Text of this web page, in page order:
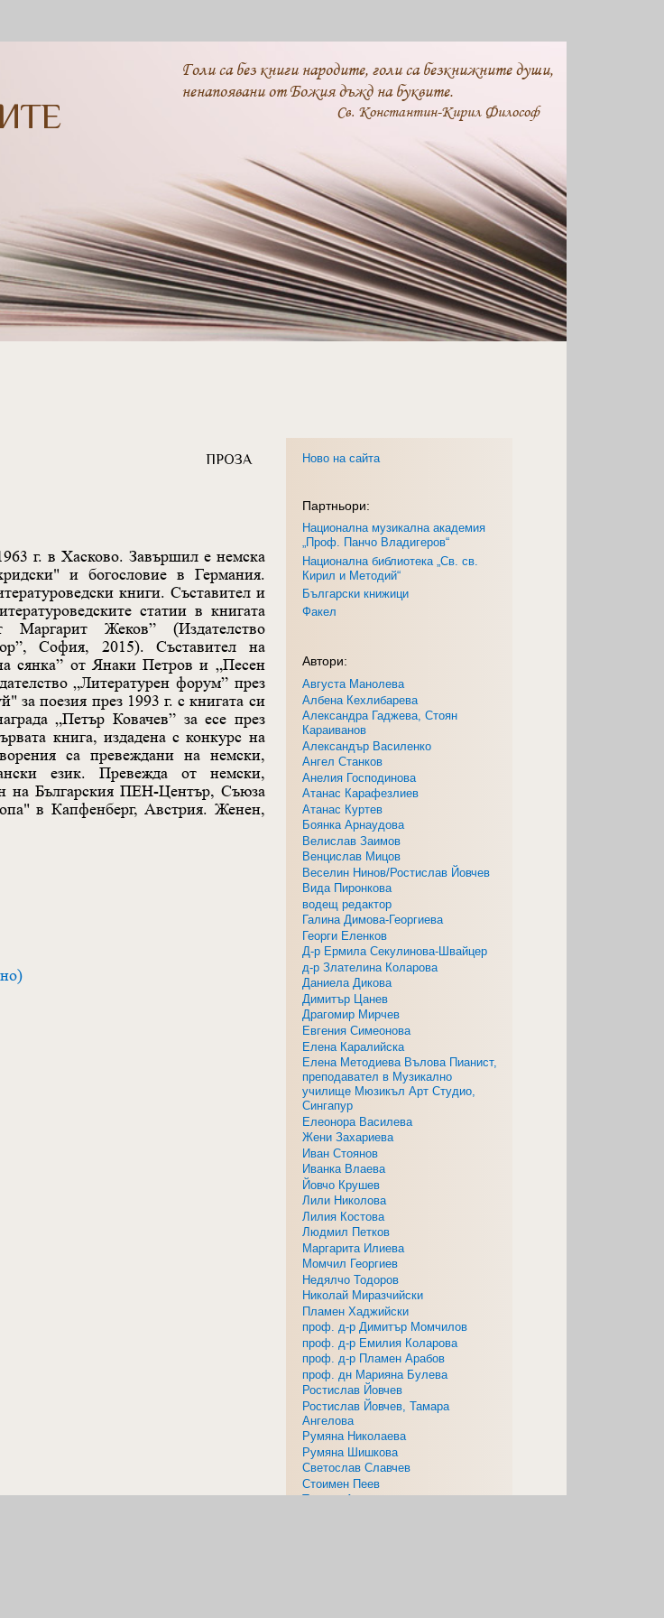
Голи са без книги народите, голи са безкнижните души,
ненапоявани от Божия дъжд на буквите.
Св. Константин-Кирил Философ
ПРОЗА
г. в Хасково. Завършил е немска
и богословие в Германия.
книги. Съставител и
статии в книгата
Маргарит Жеков” (Издателство
София, 2015). Съставител на
сянка” от Янаки Петров и „Песен
„Литературен форум” през
за поезия през 1993 г. с книгата си
„Петър Ковачев” за есе през
книга, издадена с конкурс на
са превеждани на немски,
език. Превежда от немски,
на Българския ПЕН-Център, Съюза
в Капфенберг, Австрия. Женен,
Ново на сайта
Партньори:
Национална музикална академия
„Проф. Панчо Владигеров“
Национална библиотека „Св. св.
Кирил и Методий“
Български книжици
Факел
Автори:
Августа Манолева
Албена Кехлибарева
Александра Гаджева, Стоян
Караиванов
Александър Василенко
Ангел Станков
Анелия Господинова
Атанас Карафезлиев
Атанас Куртев
Боянка Арнаудова
Велислав Заимов
Венцислав Мицов
Веселин Нинов/Ростислав Йовчев
Вида Пиронкова
водещ редактор
Галина Димова-Георгиева
Георги Еленков
Д-р Ермила Секулинова-Швайцер
д-р Злателина Коларова
Даниела Дикова
Димитър Цанев
Драгомир Мирчев
Евгения Симеонова
Елена Каралийска
Елена Методиева Вълова Пианист,
преподавател в Музикално
училище Мюзикъл Арт Студио,
Сингапур
Елеонора Василева
Жени Захариева
Иван Стоянов
Иванка Влаева
Йовчо Крушев
Лили Николова
Лилия Костова
Людмил Петков
Маргарита Илиева
Момчил Георгиев
Недялчо Тодоров
Николай Миразчийски
Пламен Хаджийски
проф. д-р Димитър Момчилов
проф. д-р Емилия Коларова
проф. д-р Пламен Арабов
проф. дн Марияна Булева
Ростислав Йовчев
Ростислав Йовчев, Тамара
Ангелова
Румяна Николаева
Румяна Шишкова
Светослав Славчев
Стоимен Пеев
Тамара Ангелова